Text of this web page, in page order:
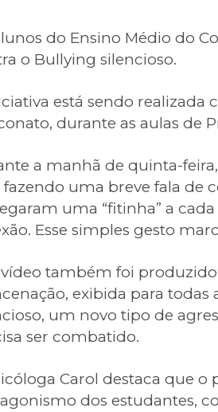
do Ensino Médio do
o Bullying silencioso.
está sendo realizada
durante as aulas de
a manhã de quinta-
fazendo uma breve fala de
uma “fitinha” a
Esse simples gesto
também foi
exibida para
um novo tipo de
ser combatido.
Carol destaca que
dos estudantes,